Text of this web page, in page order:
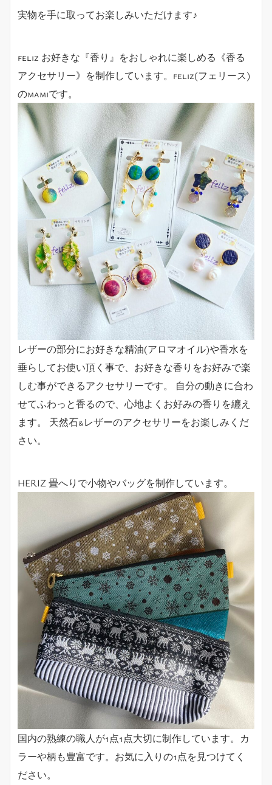
実物を手に取ってお楽しみいただけます♪
feliz お好きな『香り』をおしゃれに楽しめる《香る
アクセサリー》を制作しています。feliz(フェリース)
のmamiです。
レザーの部分にお好きな精油(アロマオイル)や香水を
垂らしてお使い頂く事で、お好きな香りをお好みで楽
しむ事ができるアクセサリーです。 自分の動きに合わ
せてふわっと香るので、心地よくお好みの香りを纏え
ます。 天然石&レザーのアクセサリーをお楽しみくだ
さい。
HERIZ 畳へりで小物やバッグを制作しています。
国内の熟練の職人が1点1点大切に制作しています。カ
ラーや柄も豊富です。お気に入りの1点を見つけてく
ださい。